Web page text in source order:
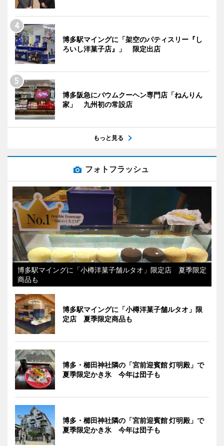
博多駅マイングに「架空のパティスリー『し
ろいし洋菓子店』」 限定出店
博多阪急にバウムクーヘン専門店「ねんりん
家」 九州初の常設店
もっと見る
フォトフラッシュ
博多駅マイングに「小樽洋菓子舗ルタオ」限定店 夏季限定
商品も
博多駅マイングに「小樽洋菓子舗ルタオ」限
定店 夏季限定商品も
博多・櫛田神社隣の「宮前迎賓館 灯明殿」で
夏季限定かき氷 今年は団子も
博多・櫛田神社隣の「宮前迎賓館 灯明殿」で
夏季限定かき氷 今年は団子も